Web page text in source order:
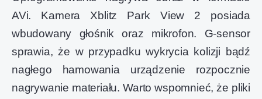
AVi. Kamera Xblitz Park View 2 posiada
wbudowany głośnik oraz mikrofon. G-sensor
sprawia, że w przypadku wykrycia kolizji bądź
nagłego hamowania urządzenie rozpocznie
nagrywanie materiału. Warto wspomnieć, że pliki